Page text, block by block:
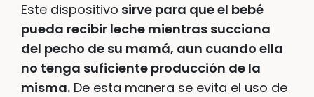
Este dispositivo sirve para que el bebé
pueda recibir leche mientras succiona
del pecho de su mamá, aun cuando ella
no tenga suficiente producción de la
misma. De esta manera se evita el uso de